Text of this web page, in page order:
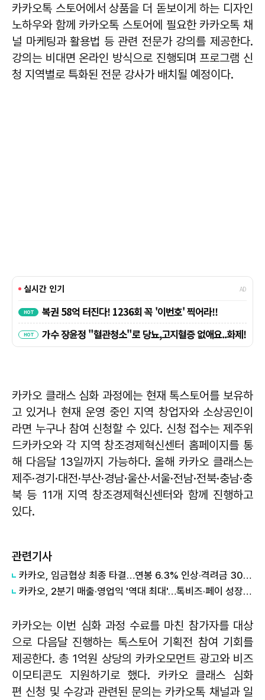
카카오톡 스토어에서 상품을 더 돋보이게 하는 디자인
노하우와 함께 카카오톡 스토어에 필요한 카카오톡 채
널 마케팅과 활용법 등 관련 전문가 강의를 제공한다.
강의는 비대면 온라인 방식으로 진행되며 프로그램 신
청 지역별로 특화된 전문 강사가 배치될 예정이다.
카카오 클래스 심화 과정에는 현재 톡스토어를 보유하
고 있거나 현재 운영 중인 지역 창업자와 소상공인이
라면 누구나 참여 신청할 수 있다. 신청 접수는 제주위
드카카오와 각 지역 창조경제혁신센터 홈페이지를 통
해 다음달 13일까지 가능하다. 올해 카카오 클래스는
제주·경기·대전·부산·경남·울산·서울·전남·전북·충남·충
북 등 11개 지역 창조경제혁신센터와 함께 진행하고
있다.
관련기사
카카오, 임금협상 최종 타결…연봉 6.3% 인상·격려금 300만원
카카오, 2분기 매출·영업익 '역대 최대'…톡비즈·페이 성장 견인
카카오는 이번 심화 과정 수료를 마친 참가자를 대상
으로 다음달 진행하는 톡스토어 기획전 참여 기회를
제공한다. 총 1억원 상당의 카카오모먼트 광고와 비즈
이모티콘도 지원하기로 했다. 카카오 클래스 심화
편 신청 및 수강과 관련된 문의는 카카오톡 채널과 일